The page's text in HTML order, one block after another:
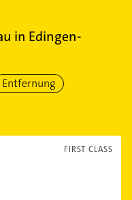
in Edingen-
Entfernung
FIRST CLASS